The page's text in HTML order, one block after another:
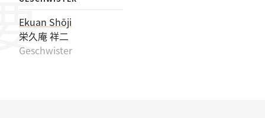
Ekuan Shōji
栄久庵 祥二
Geschwister